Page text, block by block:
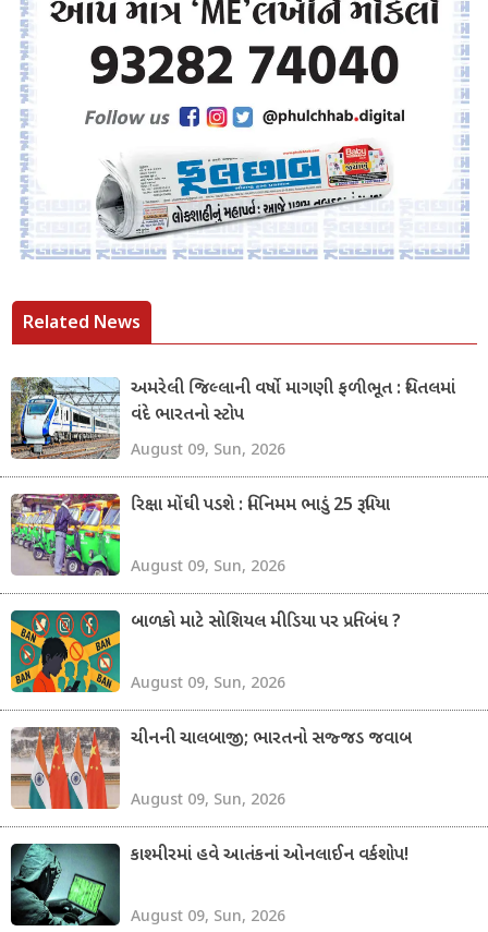
Related News
અમરેલી જિલ્લાની વર્ષો માગણી ફળીભૂત : ચિતલમાં
વંદે ભારતનો સ્ટોપ
August 09, Sun, 2026
રિક્ષા મોંઘી પડશે : મિનિમમ ભાડું 25 રૂપિયા
August 09, Sun, 2026
બાળકો માટે સોશિયલ મીડિયા પર પ્રતિબંધ ?
August 09, Sun, 2026
ચીનની ચાલબાજી; ભારતનો સજ્જડ જવાબ
August 09, Sun, 2026
કાશ્મીરમાં હવે આતંકનાં ઓનલાઈન વર્કશોપ!
August 09, Sun, 2026